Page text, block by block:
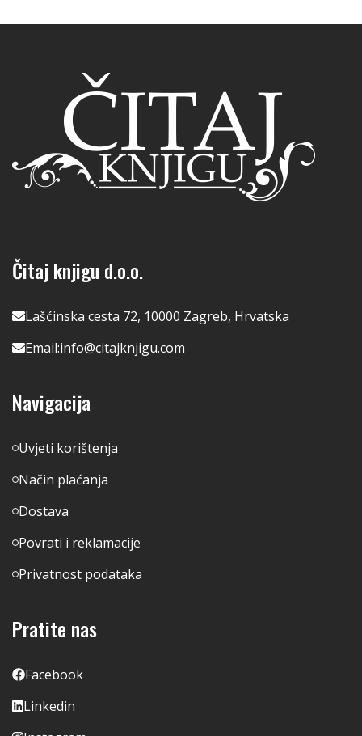
Čitaj knjigu d.o.o.
Lašćinska cesta 72, 10000 Zagreb, Hrvatska
Email:info@citajknjigu.com
Navigacija
Uvjeti korištenja
Način plaćanja
Dostava
Povrati i reklamacije
Privatnost podataka
Pratite nas
Facebook
Linkedin